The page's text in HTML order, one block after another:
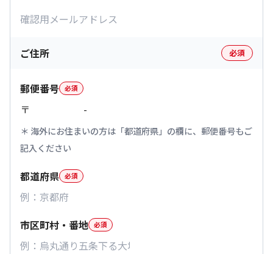
ご住所 必須
郵便番号 必須
〒 -
海外にお住まいの方は「都道府県」の欄に、郵便番号もご
記入ください
都道府県 必須
市区町村・番地 必須